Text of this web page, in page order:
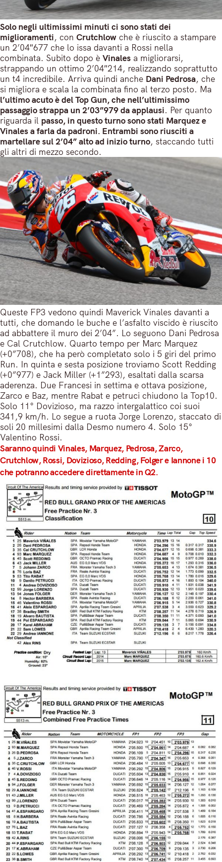
Solo negli ultimissimi minuti ci sono stati dei
miglioramenti, con Crutchlow che è riuscito a stampare
un 2’04″677 che lo issa davanti a Rossi nella
combinata. Subito dopo è Vinales a migliorarsi,
strappando un ottimo 2’04″214, realizzando soprattutto
un t4 incredibile. Arriva quindi anche Dani Pedrosa, che
si migliora e scala la combinata fino al terzo posto. Ma
l’ultimo acuto è del Top Gun, che nell’ultimissimo
passaggio strappa un 2’03”979 da applausi. Per quanto
riguarda il passo, in questo turno sono stati Marquez e
Vinales a farla da padroni. Entrambi sono riusciti a
martellare sul 2’04” alto ad inizio turno, staccando tutti
gli altri di mezzo secondo.
Queste FP3 vedono quindi Maverick Vinales davanti a
tutti, che domando le buche e l’asfalto viscido è riuscito
ad abbattere il muro dei 2’04”. Lo seguono Dani Pedrosa
e Cal Crutchlow. Quarto tempo per Marc Marquez
(+0”708), che ha però completato solo i 5 giri del primo
Run. In quinta e sesta posizione troviamo Scott Redding
(+0”977) e Jack Miller (+1”293), esaltati dalla scarsa
aderenza. Due Francesi in settima e ottava posizione,
Zarco e Baz, mentre Rabat e petruci chiudono la Top10.
Solo 11° Dovizioso, ma razzo intergalattico coi suoi
341,9 km/h. Lo segue a ruota Jorge Lorenzo, staccato di
soli 20 millesimi dalla Desmo numero 4. Solo 15°
Valentino Rossi.
Saranno quindi Vinales, Marquez, Pedrosa, Zarco,
Crutchlow, Rossi, Dovizioso, Redding, Folger e Iannone i 10
che potranno accedere direttamente in Q2.